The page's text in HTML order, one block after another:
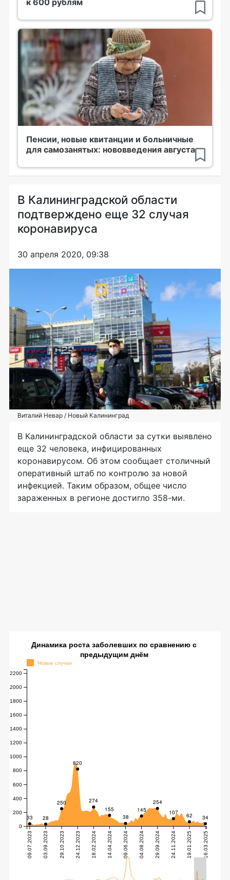
Пенсии, новые квитанции и больничные
для самозанятых: нововведения августа
В Калининградской области
подтверждено еще 32 случая
коронавируса
30 апреля 2020, 09:38
Виталий Невар / Новый Калининград
В Калининградской области за сутки выявлено
еще 32 человека, инфицированных
коронавирусом. Об этом сообщает столичный
оперативный штаб по контролю за новой
инфекцией. Таким образом, общее число
зараженных в регионе достигло 358-ми.